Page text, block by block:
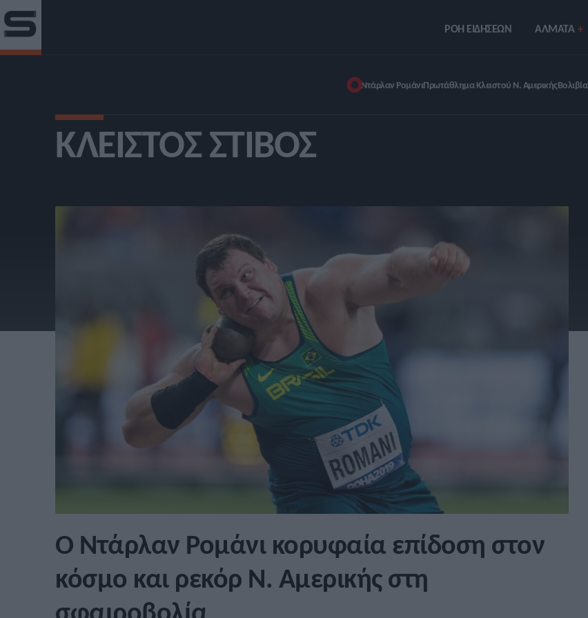
ΡΟΗ ΕΙΔΗΣΕΩΝ ΑΛΜΑΤΑ
Ντάρλαν ΡομάνιΠρωτάθλημα Κλειστού Ν. ΑμερικήςΒολιβία
ΚΛΕΙΣΤΌΣ ΣΤΊΒΟΣ
Ο Ντάρλαν Ρομάνι κορυφαία επίδοση στον
κόσμο και ρεκόρ Ν. Αμερικής στη